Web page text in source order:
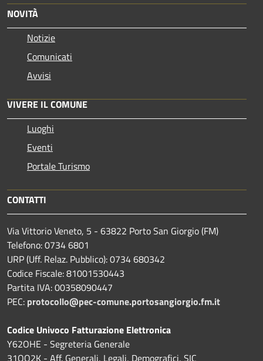
NOVITÀ
Notizie
Comunicati
Avvisi
VIVERE IL COMUNE
Luoghi
Eventi
Portale Turismo
CONTATTI
Via Vittorio Veneto, 5 - 63822 Porto San Giorgio (FM)
Telefono: 0734 6801
URP (Uff. Relaz. Pubblico): 0734 680342
Codice Fiscale: 81001530443
Partita IVA: 00358090447
PEC: protocollo@pec-comune.portosangiorgio.fm.it
Codice Univoco Fatturazione Elettronica
Y62OHE - Segreteria Generale
31OQ2K - Aff. Generali, Legali, Demografici, SIC